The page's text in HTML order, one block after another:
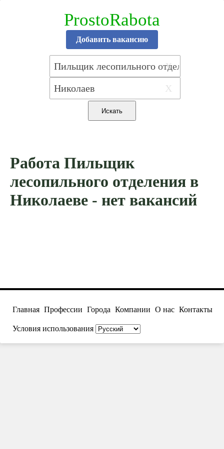
ProstoRabota
Добавить вакансию
X
X
Работа Пильщик
лесопильного отделения в
Николаеве - нет вакансий
Главная Профессии Города Компании О нас Контакты
Условия использования